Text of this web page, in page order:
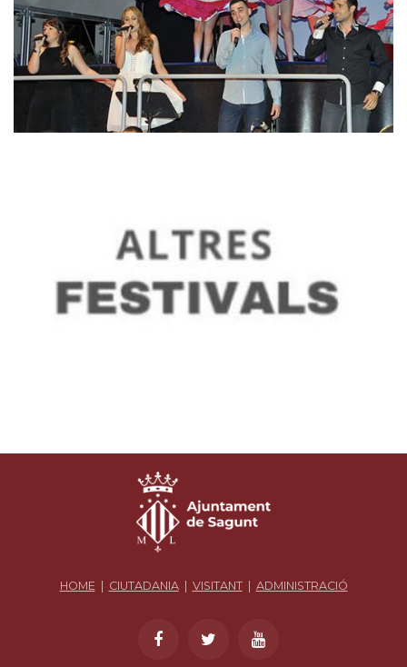
HOME | CIUTADANIA| VISITANT| ADMINISTRACIÓ